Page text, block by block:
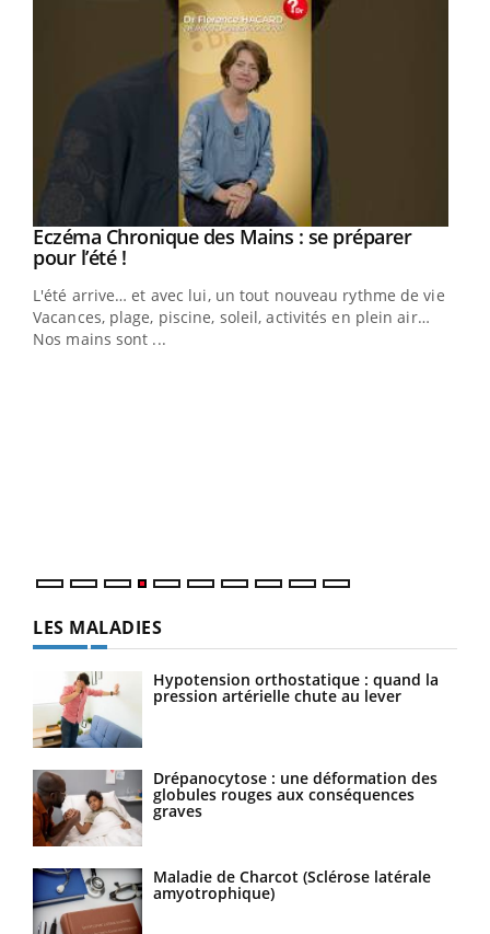
Youtube
Eczéma Chronique des Mains : se préparer
pour l’été !Youtube
L'été arrive… et avec lui, un tout nouveau rythme de vie !
Vacances, plage, piscine, soleil, activités en plein air…
Nos mains sont ...
LES MALADIES
Hypotension orthostatique : quand la
pression artérielle chute au lever
Drépanocytose : une déformation des
globules rouges aux conséquences
graves
Maladie de Charcot (Sclérose latérale
amyotrophique)